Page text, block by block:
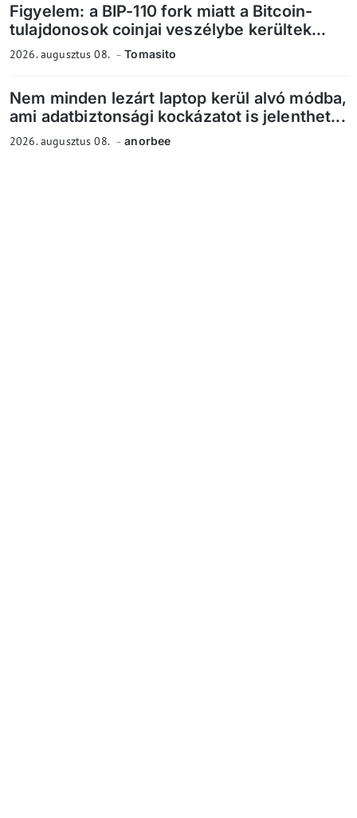
Figyelem: a BIP-110 fork miatt a Bitcoin-
tulajdonosok coinjai veszélybe kerültek...
2026. augusztus 08. Tomasito
Nem minden lezárt laptop kerül alvó módba,
ami adatbiztonsági kockázatot is jelenthet...
2026. augusztus 08. anorbee